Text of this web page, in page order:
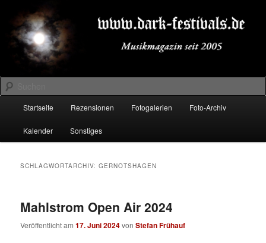
primären
Inhalt
springen
sekundären
Inhalt
springenDARK-FESTIVALS.DE
Suchen
Startseite Rezensionen Fotogalerien Foto-Archiv
Kalender Sonstiges
SCHLAGWORTARCHIV:GERNOTSHAGEN
Mahlstrom Open Air 2024
Veröffentlicht am17. Juni 2024vonStefan Frühauf